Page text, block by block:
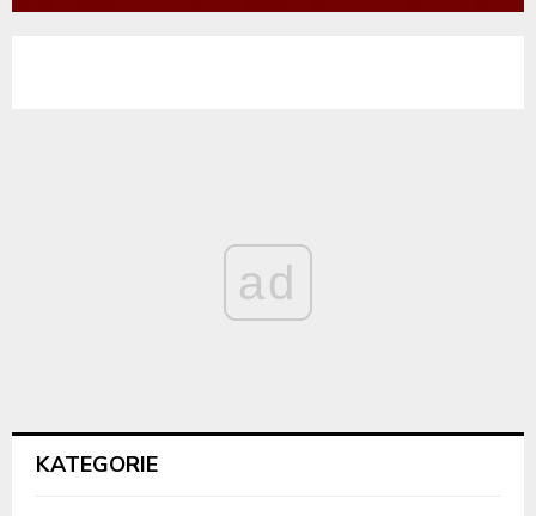
ad
KATEGORIE